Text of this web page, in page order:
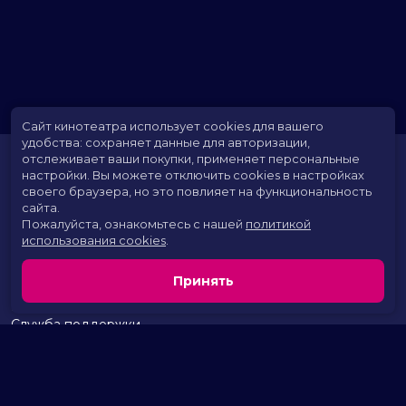
Расписание
Скоро в кино
Территория развлечений
Новости и акции
Служба поддержки
Сайт кинотеатра использует cookies для вашего
удобства: сохраняет данные для авторизации,
отслеживает ваши покупки, применяет персональные
настройки. Вы можете отключить cookies в настройках
своего браузера, но это повлияет на функциональность
сайта.
Пожалуйста, ознакомьтесь с нашей политикой
использования cookies
Принять